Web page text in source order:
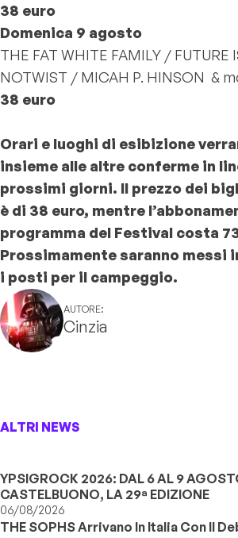
38 euro
Domenica 9 agosto
THE FAT WHITE FAMILY / FUTURE
NOTWIST / MICAH P. HINSON &
38 euro
Orari e luoghi di esibizione
insieme alle altre conferme in
prossimi giorni. Il prezzo dei
è di 38 euro, mentre
programma del Festival costa
Prossimamente saranno messi
i posti per il campeggio.
AUTORE:
Cinzia
ALTRI NEWS
YPSIGROCK 2026: DAL 6 AL 9
CASTELBUONO, LA 29ª EDIZIONE
06/08/2026
THE SOPHS Arrivano In Italia Con Il